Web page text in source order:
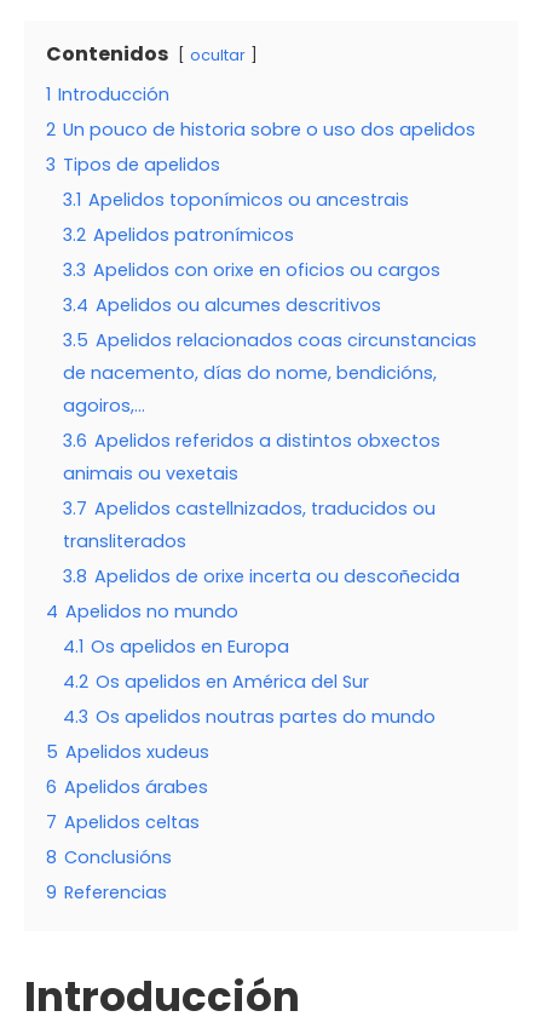
Contenidos ocultar
1 Introducción
2 Un pouco de historia sobre o uso dos apelidos
3 Tipos de apelidos
3.1 Apelidos toponímicos ou ancestrais
3.2 Apelidos patronímicos
3.3 Apelidos con orixe en oficios ou cargos
3.4 Apelidos ou alcumes descritivos
3.5 Apelidos relacionados coas circunstancias
de nacemento, días do nome, bendicións,
agoiros,…
3.6 Apelidos referidos a distintos obxectos
animais ou vexetais
3.7 Apelidos castellnizados, traducidos ou
transliterados
3.8 Apelidos de orixe incerta ou descoñecida
4 Apelidos no mundo
4.1 Os apelidos en Europa
4.2 Os apelidos en América del Sur
4.3 Os apelidos noutras partes do mundo
5 Apelidos xudeus
6 Apelidos árabes
7 Apelidos celtas
8 Conclusións
9 Referencias
Introducción